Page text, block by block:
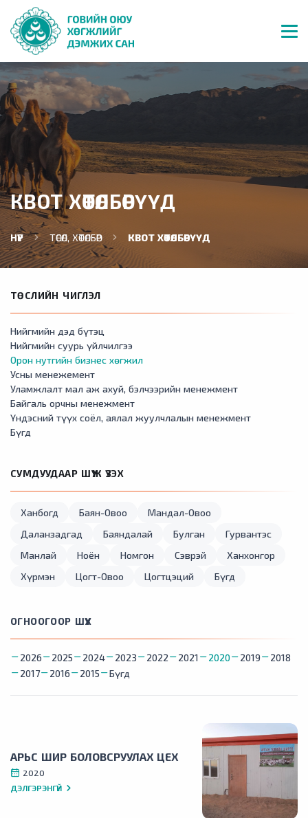
КВОТ ХӨТӨЛБӨРҮҮД
НҮҮР ТӨСӨЛ, ХӨТӨЛБӨР КВОТ ХӨТӨЛБӨРҮҮД
АРЬС ШИР БОЛОВСРУУЛАХ ЦЕХ
2020
ДЭЛГЭРЭНГҮЙ
ТӨСЛИЙН ЧИГЛЭЛ
Нийгмийн дэд бүтэц
Нийгмийн суурь үйлчилгээ
Орон нутгийн бизнес хөгжил
Усны менежемент
Уламжлалт мал аж ахуй, бэлчээрийн менежмент
Байгаль орчны менежмент
Үндэсний түүх соёл, аялал жуулчлалын менежмент
Бүгд
СУМДУУДААР ШҮҮЖ ҮЗЭХ
Ханбогд Баян-Овоо
Мандал-Овоо
Даланзадгад
Баяндалай Булган
Гурвантэс
Манлай
Ноён Номгон Сэврэй
Ханхонгор
Хүрмэн
Цогт-Овоо Цогтцэций Бүгд
ОГНООГООР ШҮҮХ
2026 2025 2024 2023 2022 2021 2020 2019
2018
2017
2016 2015 Бүгд